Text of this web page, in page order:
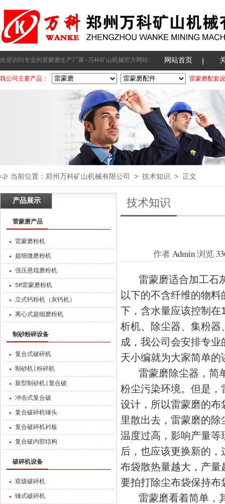
欢迎访问专业的雷蒙磨生产厂家-万科矿山机械官方网站 网站首页
我公司主要产品： 雷蒙磨配套
当前位置： 郑州万科矿山机械有限公司 > 技术知识 > 正文
产品展示
雷蒙磨产品
雷蒙磨粉机
超细微磨粉机
强压悬辊磨粉机
5R雷蒙磨粉机
立式钙粉机（灰钙机）
离心式超细磨粉机
制砂粉碎设备
复合式破碎机
制砂机|粉碎机
新型制砂机|复合破
冲击式复合破
复合破碎机锤头
复合破碎机衬板
复合破内部结构
破碎机设备
双级破碎机
锤式破碎机
技术知识
作者Admin浏览
雷蒙磨适合加工石灰
以下的不含纤维的物
下，含水量应该控制
析机、除尘器、集粉
成，我公司会安排专
天小编就为大家简单的
雷蒙磨除尘器，简单
粉尘污染环境。但是
设计，所以雷蒙磨的
里散出去，雷蒙磨的
温度过高，影响产量
后，也应该更换新的，
布袋散热量越大，产
要拍打除尘布袋保持布
雷蒙磨看着简单，其